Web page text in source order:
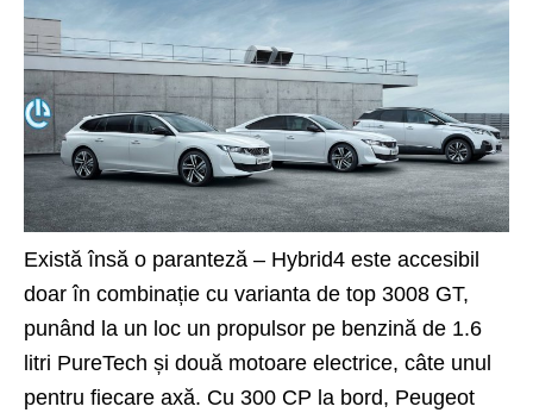
Există însă o paranteză – Hybrid4 este accesibil
doar în combinație cu varianta de top 3008 GT,
punând la un loc un propulsor pe benzină de 1.6
litri PureTech și două motoare electrice, câte unul
pentru fiecare axă. Cu 300 CP la bord, Peugeot